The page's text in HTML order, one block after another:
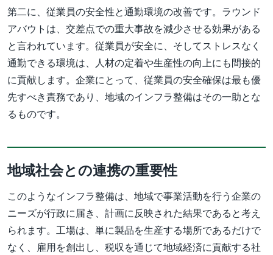
第二に、従業員の安全性と通勤環境の改善です。ラウンド
アバウトは、交差点での重大事故を減少させる効果がある
と言われています。従業員が安全に、そしてストレスなく
通勤できる環境は、人材の定着や生産性の向上にも間接的
に貢献します。企業にとって、従業員の安全確保は最も優
先すべき責務であり、地域のインフラ整備はその一助とな
るものです。
地域社会との連携の重要性
このようなインフラ整備は、地域で事業活動を行う企業の
ニーズが行政に届き、計画に反映された結果であると考え
られます。工場は、単に製品を生産する場所であるだけで
なく、雇用を創出し、税収を通じて地域経済に貢献する社